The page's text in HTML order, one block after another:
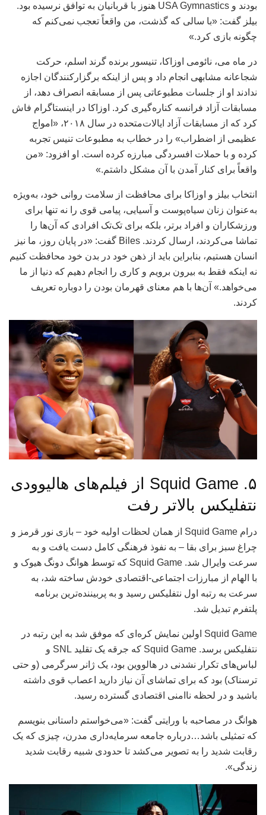
بودند و USA Gymnastics هنوز با قربانیان به توافق نرسیده بود.
بیلز گفت: «با سالی که گذشت، من واقعاً تعجب نمی‌کنم که
چگونه بازی کرد.»
در ماه می، نائومی اوزاکا، تنیسور برنده گرند اسلم، حرکت
شجاعانه مشابهی انجام داد و پس از اینکه برگزارکنندگان اجازه
ندادند او از جلسات مطبوعاتی پس از مسابقه انصراف دهد، از
مسابقات آزاد فرانسه کناره‌گیری کرد. اوزاکا در اینستاگرام فاش
کرد که از مسابقات آزاد ایالات‌متحده در سال ۲۰۱۸، «امواج
عظیمی از اضطراب» را در خطاب به مطبوعات تنیس تجربه
کرده و با حملات افسردگی مبارزه کرده است. او افزود: «من
واقعاً برای کنار آمدن با آن مشکل داشتم.»
انتخاب بیلز و اوزاکا برای محافظت از سلامت روانی خود، به‌ویژه
به‌عنوان زنان سیاه‌پوست و آسیایی، پیامی قوی را نه تنها برای
ورزشکاران و افراد برتر، بلکه برای تک‌تک افرادی که آن‌ها را
تماشا می‌کردند، ارسال کردند. Biles گفت: «در پایان روز، ما نیز
انسان هستیم، بنابراین باید از ذهن خود در بدن خود محافظت کنیم
نه اینکه فقط به بیرون برویم و کاری را انجام دهیم که دنیا از ما
می‌خواهد.» آن‌ها با هم معنای قهرمان بودن را دوباره تعریف
کردند.
۵. Squid Game از فیلم‌های هالیوودی
نتفلیکس بالاتر رفت
درام Squid Game از همان لحظات اولیه خود – بازی نور قرمز و
چراغ سبز برای بقا – به نفوذ فرهنگی کامل دست یافت و به
سرعت وایرال شد. Squid Game که توسط هوانگ دونگ هیوک و
با الهام از مبارزات اجتماعی-اقتصادی خودش ساخته شد، به
سرعت به رتبه اول نتفلیکس رسید و به پربیننده‌ترین برنامه
پلتفرم تبدیل شد.
Squid Game اولین نمایش کره‌ای که موفق شد به این رتبه در
نتفلیکس برسد. Squid Game که جرقه یک تقلید SNL و
لباس‌های تکرار نشدنی در هالووین بود، یک ژانر سرگرمی (و حتی
ترسناک) بود که برای تماشای آن نیاز دارید اعصاب قوی داشته
باشید و در لحظه ناامنی اقتصادی گسترده رسید.
هوانگ در مصاحبه با ورایتی گفت: «می‌خواستم داستانی بنویسم
که تمثیلی باشد…درباره جامعه سرمایه‌داری مدرن، چیزی که یک
رقابت شدید را به تصویر می‌کشد تا حدودی شبیه رقابت شدید
زندگی».